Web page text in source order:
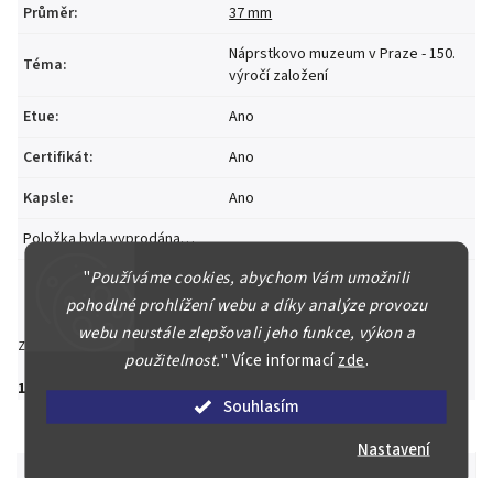
"Používáme cookies, abychom Vám umožnili
pohodlné prohlížení webu a díky analýze provozu
webu neustále zlepšovali jeho funkce, výkon a
použitelnost." Více informacízde.
Souhlasím
Nastavení
1 690 Kč
Průměr: 37 mm
Téma:
Náprstkovo muzeum v Praze - 150.
výročí založení
Etue:
Ano
Certifikát:
Ano
Kapsle:
Ano
Položka byla vyprodána…
Zeptat se